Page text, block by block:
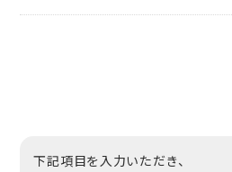
下記項目を入力いただき、